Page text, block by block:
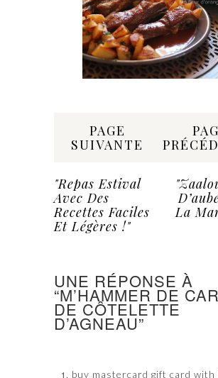
PAGE
SUIVANTE
"Repas Estival
Avec Des
Recettes Faciles
Et Légères !"
La
UNE RÉPONSE À
“M’HAMMER DE
DE CÔTELETTE
D’AGNEAU”
buy mastercard gift card with